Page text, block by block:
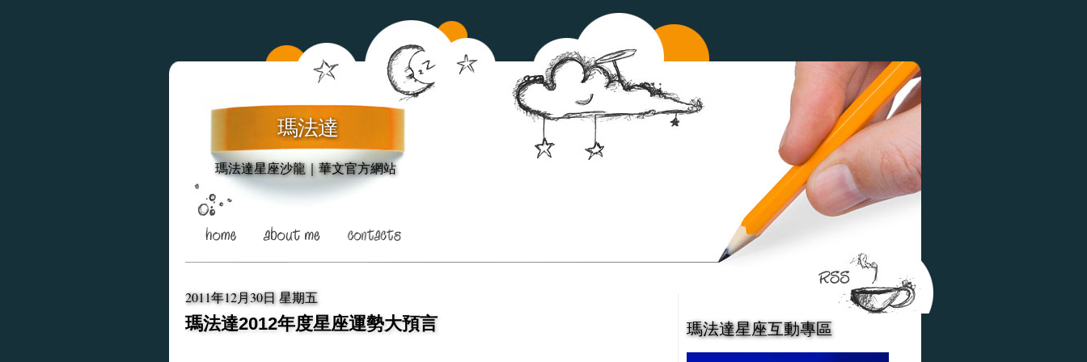
瑪法達
瑪法達星座沙龍｜華文官方網站
2011年12月30日 星期五
瑪法達2012年度星座運勢大預言 瑪法達星座互動專區